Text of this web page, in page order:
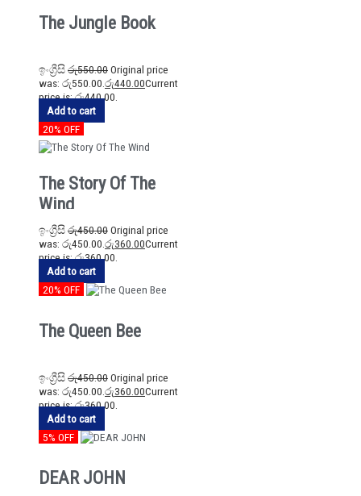
The Jungle Book
ඉංග්‍රීසිරු550.00Original price
was: රු550.00.රු440.00Current
price is: රු440.00.
Add to cart
20% OFF
The Story Of The
Wind
ඉංග්‍රීසිරු450.00Original price
was: රු450.00. රු360.00Current
price is: රු360.00.
Add to cart
20% OFF
The Queen Bee
ඉංග්‍රීසිරු450.00Original price
was: රු450.00. රු360.00Current
price is: රු360.00.
Add to cart
5% OFF
DEAR JOHN